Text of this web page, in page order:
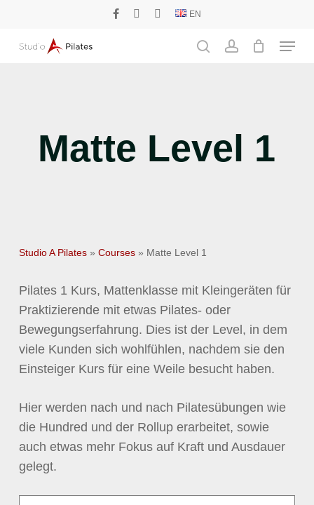
main
EN
Menu
Matte Level 1
Studio A Pilates» Courses» Matte Level 1
Pilates 1 Kurs, Mattenklasse mit Kleingeräten für
Praktizierende mit etwas Pilates- oder
Bewegungserfahrung. Dies ist der Level, in dem
viele Kunden sich wohlfühlen, nachdem sie den
Einsteiger Kurs für eine Weile besucht haben.
Hier werden nach und nach Pilatesübungen wie
die Hundred und der Rollup erarbeitet, sowie
auch etwas mehr Fokus auf Kraft und Ausdauer
gelegt.